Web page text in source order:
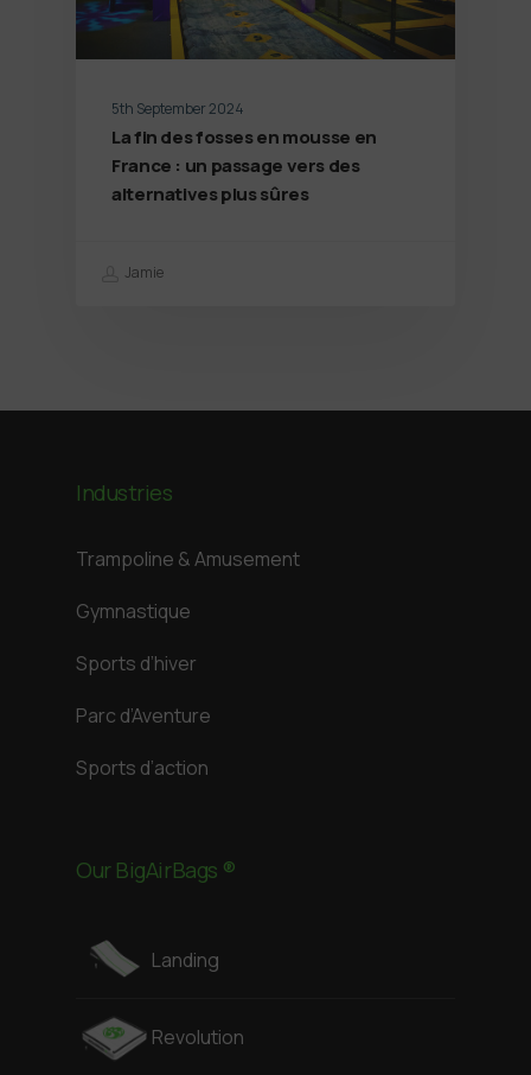
5th September 2024
La fin des fosses en mousse en
France : un passage vers des
alternatives plus sûres
Jamie
Industries
Trampoline & Amusement
Gymnastique
Sports d’hiver
Parc d’Aventure
Sports d’action
Our BigAirBags ®
Landing
Revolution